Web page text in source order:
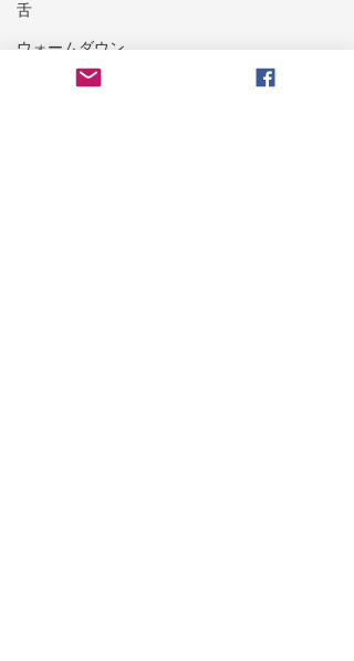
舌
ウォームダウン
楽器ケア